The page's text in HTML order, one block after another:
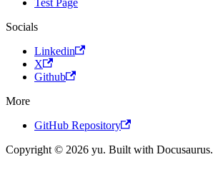
Socials
Linkedin
X
Github
More
GitHub Repository
Copyright © 2026 yu. Built with Docusaurus.